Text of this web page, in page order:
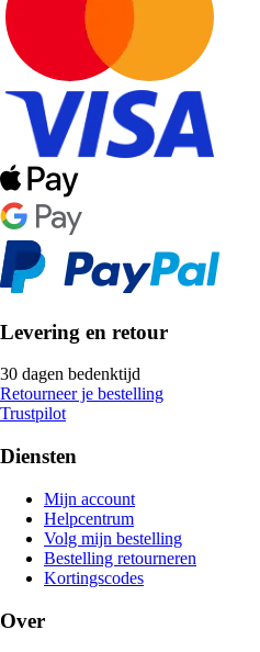
Levering en retour
30 dagen bedenktijd
Retourneer je bestelling
Trustpilot
Diensten
Mijn account
Helpcentrum
Volg mijn bestelling
Bestelling retourneren
Kortingscodes
Over